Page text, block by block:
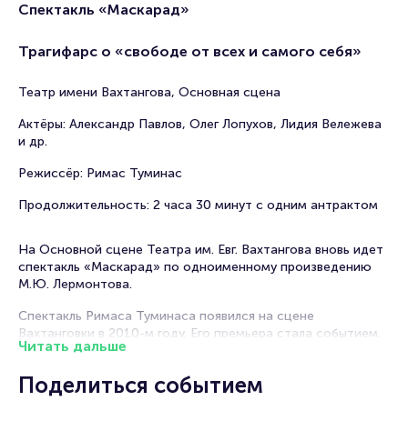
Спектакль «Маскарад»
Трагифарс о «свободе от всех и самого себя»
Театр имени Вахтангова, Основная сцена
Актёры: Александр Павлов, Олег Лопухов, Лидия Вележева
и др.
Режиссёр: Римас Туминас
Продолжительность: 2 часа 30 минут с одним антрактом
На Основной сцене Театра им. Евг. Вахтангова вновь идет
спектакль «Маскарад» по одноименному произведению
М.Ю. Лермонтова.
Спектакль Римаса Туминаса появился на сцене
Вахтанговки в 2010-м году. Его премьера стала событием.
Яркий, музыкальный, стремительный, интригующий – это
и костюмов на фоне снежного кома, который к концу
Читать дальше
Поделиться событием